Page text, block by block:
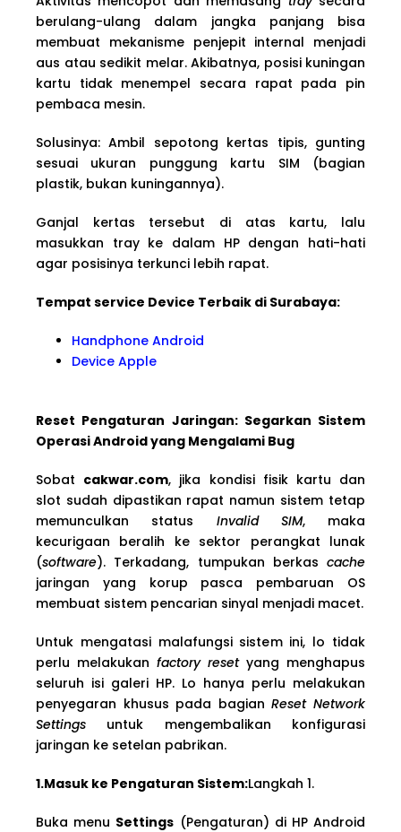
berulang-ulang dalam jangka panjang bisa
membuat mekanisme penjepit internal menjadi
aus atau sedikit melar. Akibatnya, posisi kuningan
kartu tidak menempel secara rapat pada pin
pembaca mesin.
Solusinya: Ambil sepotong kertas tipis, gunting
sesuai ukuran punggung kartu SIM (bagian
plastik, bukan kuningannya).
Ganjal kertas tersebut di atas kartu, lalu
masukkan tray ke dalam HP dengan hati-hati
agar posisinya terkunci lebih rapat.
Tempat service Device Terbaik di Surabaya:
Handphone Android
Device Apple
Reset Pengaturan Jaringan: Segarkan Sistem
Operasi Android yang Mengalami Bug
Sobat cakwar.com, jika kondisi fisik kartu dan
slot sudah dipastikan rapat namun sistem tetap
memunculkan status Invalid SIM, maka
kecurigaan beralih ke sektor perangkat lunak
(software). Terkadang, tumpukan berkas cache
jaringan yang korup pasca pembaruan OS
membuat sistem pencarian sinyal menjadi macet.
Untuk mengatasi malafungsi sistem ini, lo tidak
perlu melakukan factory resetyang menghapus
seluruh isi galeri HP. Lo hanya perlu melakukan
penyegaran khusus pada bagianReset Network
Settings untuk mengembalikan konfigurasi
jaringan ke setelan pabrikan.
1.Masuk ke Pengaturan Sistem:Langkah 1.
Buka menu Settings (Pengaturan) di HP Android